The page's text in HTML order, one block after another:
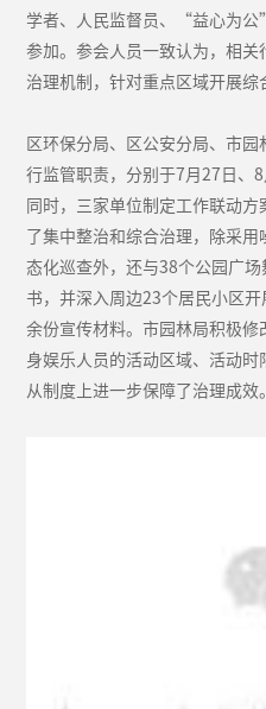
学者、人民监督员、“益心为
参加。参会人员一致认为，相关
治理机制，针对重点区域开展综
区环保分局、区公安分局、市
行监管职责，分别于7月27日、
同时，三家单位制定工作联动
了集中整治和综合治理，除采
态化巡查外，还与38个公园广
书，并深入周边23个居民小区
余份宣传材料。市园林局积极
身娱乐人员的活动区域、活动时
从制度上进一步保障了治理成效